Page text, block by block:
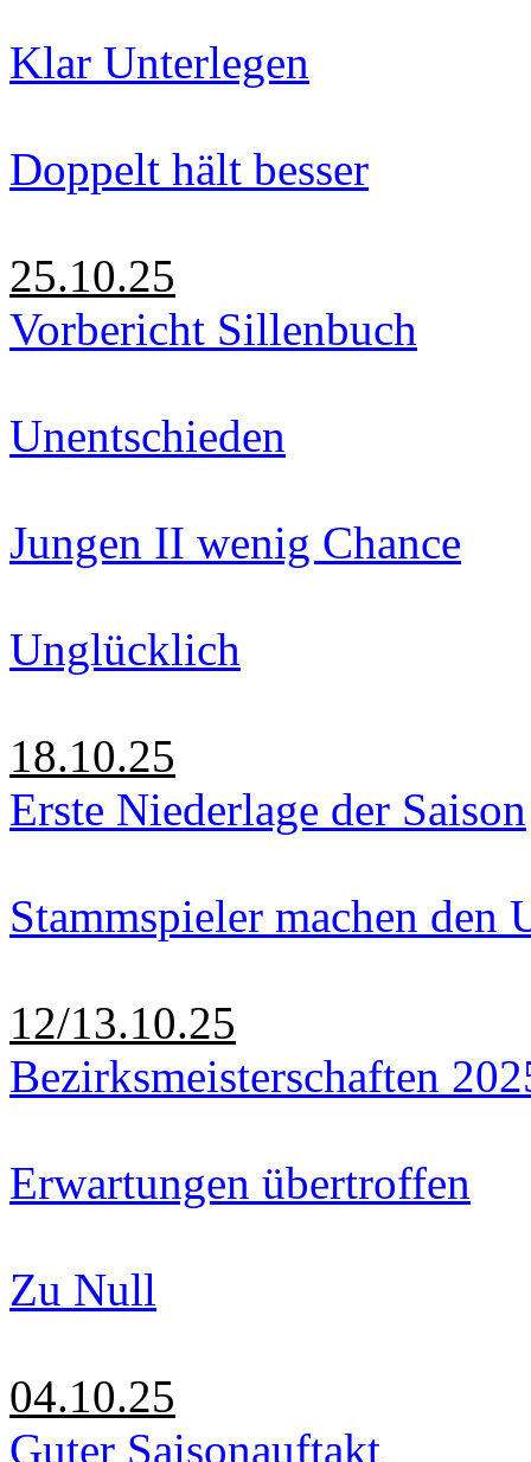
Klar Unterlegen
Doppelt hält besser
25.10.25
Vorbericht Sillenbuch
Unentschieden
Jungen II wenig Chance
Unglücklich
18.10.25
Erste Niederlage der Saison
Stammspieler machen den
12/13.10.25
Bezirksmeisterschaften
Erwartungen übertroffen
Zu Null
04.10.25
Guter Saisonauftakt